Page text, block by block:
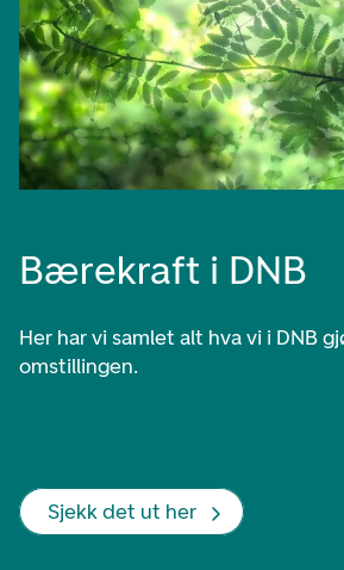
Bærekraft i DNB
Her har vi samlet alt hva vi i DNB
omstillingen.
Sjekk det ut her